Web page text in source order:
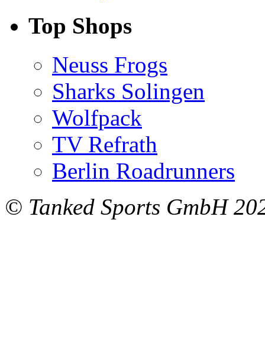
Top Shops
Neuss Frogs
Sharks Solingen
Wolfpack
TV Refrath
Berlin Roadrunners
© Tanked Sports GmbH